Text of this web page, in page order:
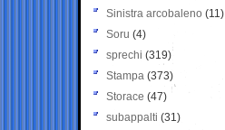
Sinistra arcobaleno (11)
Soru (4)
sprechi (319)
Stampa (373)
Storace (47)
subappalti (31)